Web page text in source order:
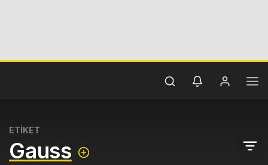
ETİKET
Gauss